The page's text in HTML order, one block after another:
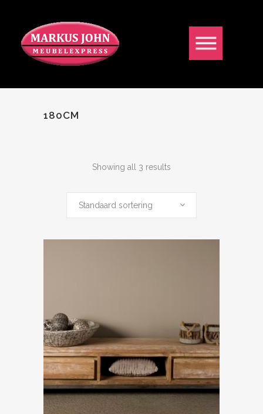
180CM
Showing all 3 results
Standaard sortering